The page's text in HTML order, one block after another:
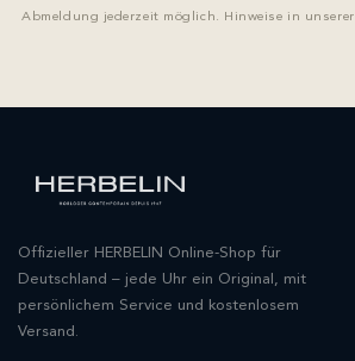
Abmeldung jederzeit möglich. Hinweise in unserer
Offizieller HERBELIN Online-Shop für
Deutschland – jede Uhr ein Original, mit
persönlichem Service und kostenlosem
Versand.